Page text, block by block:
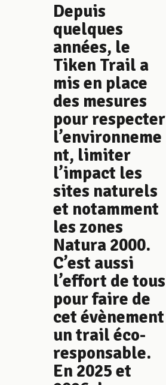
Depuis
quelques
années, le
Tiken Trail a
mis en place
des mesures
pour respecter
l’environneme
nt, limiter
l’impact les
sites naturels
et notamment
les zones
Natura 2000.
C’est aussi
l’effort de tous
pour faire de
cet évènement
un trail éco-
responsable.
En 2025 et